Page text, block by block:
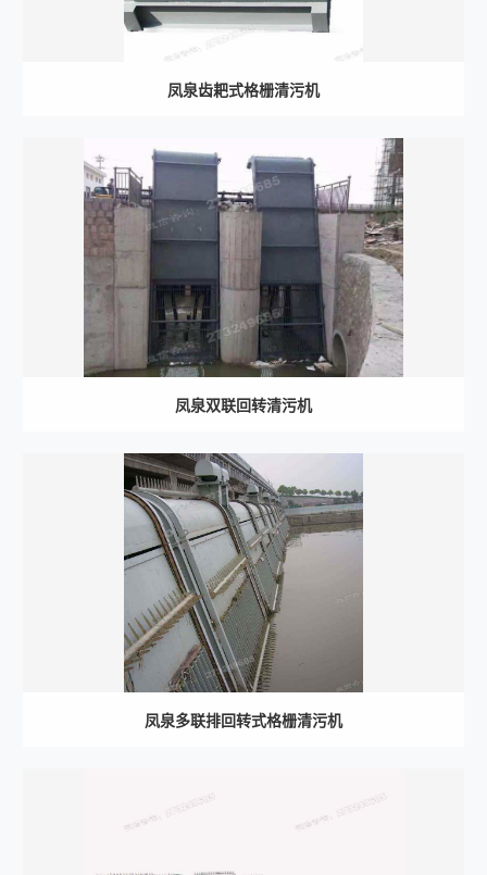
凤泉齿耙式格栅清污机
凤泉双联回转清污机
凤泉多联排回转式格栅清污机